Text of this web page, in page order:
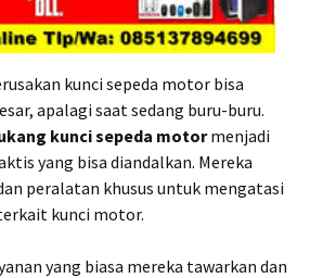
kunci sepeda motor bisa
apalagi saat sedang buru-buru.
kunci sepeda motormenjadi
yang bisa diandalkan. Mereka
peralatan khusus untuk mengatasi
kunci motor.
yang biasa mereka tawarkan dan